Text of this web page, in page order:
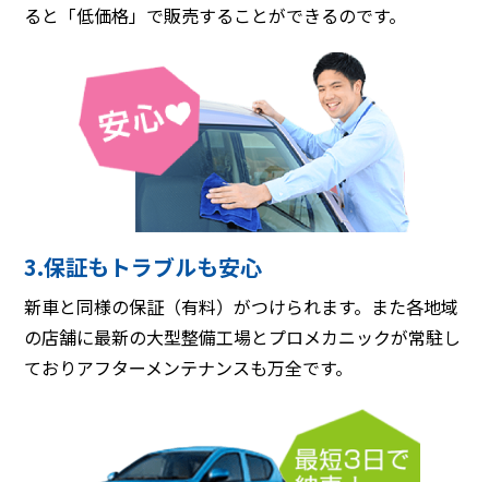
ると「低価格」で販売することができるのです。
3.保証もトラブルも安心
新車と同様の保証（有料）がつけられます。また各地域
の店舗に最新の大型整備工場とプロメカニックが常駐し
ておりアフターメンテナンスも万全です。